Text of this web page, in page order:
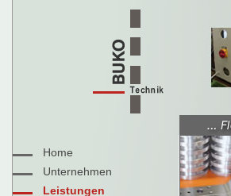
Home
Unternehmen
Leistungen